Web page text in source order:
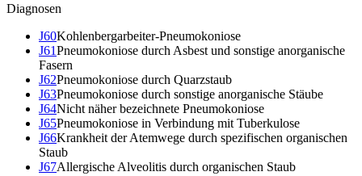
Diagnosen
J60Kohlenbergarbeiter-Pneumokoniose
J61Pneumokoniose durch Asbest und sonstige anorganische
Fasern
J62Pneumokoniose durch Quarzstaub
J63Pneumokoniose durch sonstige anorganische Stäube
J64Nicht näher bezeichnete Pneumokoniose
J65Pneumokoniose in Verbindung mit Tuberkulose
J66Krankheit der Atemwege durch spezifischen organischen
Staub
J67Allergische Alveolitis durch organischen Staub